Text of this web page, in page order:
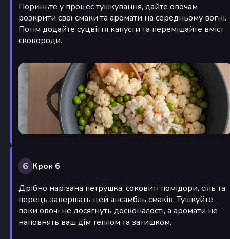
Пориньте у процес тушкування, дайте овочам
розкрити свої смаки та аромати на середньому вогні.
Потім додайте суцвіття капусти та перемішайте вміст
сковороди.
6 Крок 6
Дрібно нарізана петрушка, соковиті помідори, сіль та
перець завершать цей ансамбль смаків. Тушкуйте,
поки овочі не досягнуть досконалості, а аромати не
наповнять ваш дім теплом та затишком.